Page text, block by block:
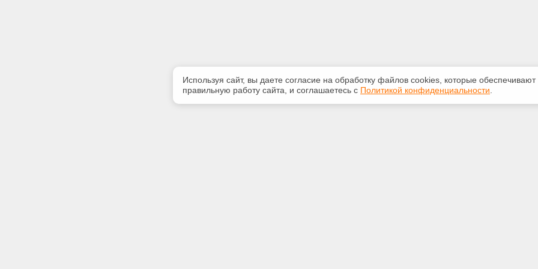
Используя сайт, вы даете согласие на обработку файлов сооkiеs, которые обеспечивают
правильную работу сайта, и соглашаетесь с Политикой конфиденциальности